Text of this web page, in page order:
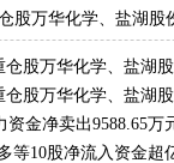
股万华化学、盐湖股
仓股万华化学、盐湖
仓股万华化学、盐湖
资金净卖出9588.65万
等10股净流入资金超